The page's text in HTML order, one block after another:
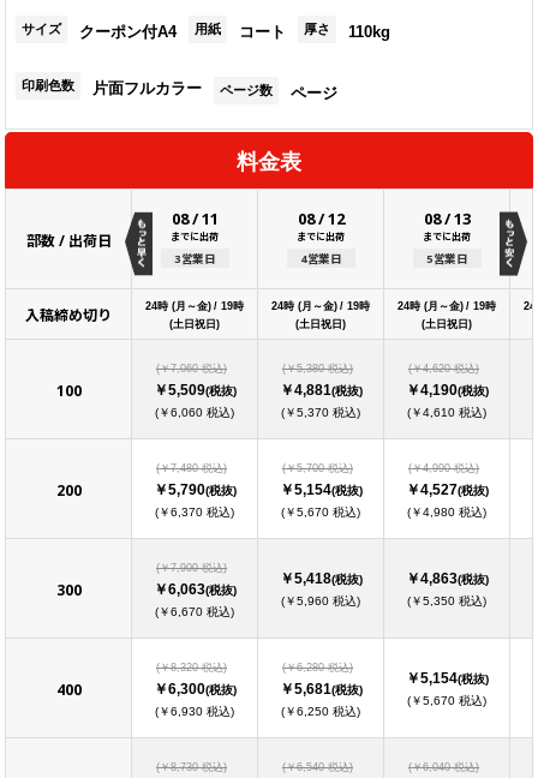
サイズ クーポン付A4 用紙 コート 厚さ 110kg
印刷色数 片面フルカラー ページ数 ページ
料金表
部数 / 出荷日
08/11
までに出荷
3営業日
08/12
までに出荷
4営業日
08/13
までに出荷
5営業日
入稿締め切り 24時 (月～金) / 19時
(土日祝日)
24時 (月～金) / 19時
(土日祝日)
24時 (月～金) / 19時
(土日祝日)
24
100
(￥7,060 税込)
￥5,509(税抜)
(￥6,060 税込)
(￥5,380 税込)
￥4,881(税抜)
(￥5,370 税込)
(￥4,620 税込)
￥4,190(税抜)
(￥4,610 税込)
200
(￥7,480 税込)
￥5,790(税抜)
(￥6,370 税込)
(￥5,700 税込)
￥5,154(税抜)
(￥5,670 税込)
(￥4,990 税込)
￥4,527(税抜)
(￥4,980 税込)
300
(￥7,900 税込)
￥6,063(税抜)
(￥6,670 税込)
￥5,418(税抜)
(￥5,960 税込)
￥4,863(税抜)
(￥5,350 税込)
400
(￥8,320 税込)
￥6,300(税抜)
(￥6,930 税込)
(￥6,280 税込)
￥5,681(税抜)
(￥6,250 税込)
￥5,154(税抜)
(￥5,670 税込)
(￥8,730 税込) (￥6,540 税込) (￥6,040 税込)